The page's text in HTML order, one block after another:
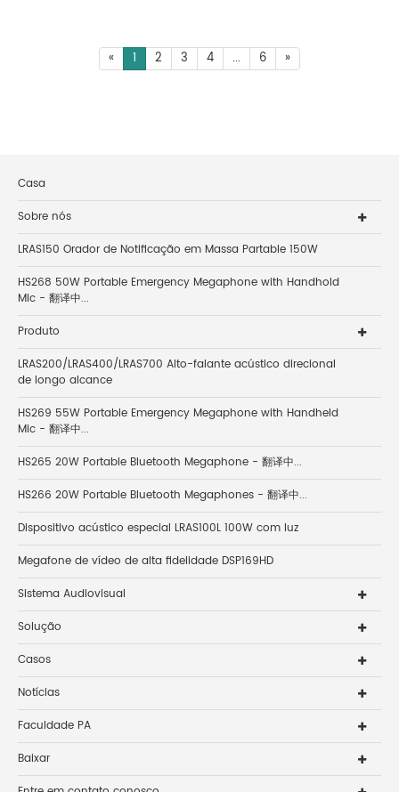
« 1 2 3 4 ... 6 »
Casa
Sobre nós
LRAS150 Orador de Notificação em Massa Partable 150W
HS268 50W Portable Emergency Megaphone with Handhold
Mic - 翻译中...
Produto
LRAS200/LRAS400/LRAS700 Alto-falante acústico direcional
de longo alcance
HS269 55W Portable Emergency Megaphone with Handheld
Mic - 翻译中...
HS265 20W Portable Bluetooth Megaphone - 翻译中...
HS266 20W Portable Bluetooth Megaphones - 翻译中...
Dispositivo acústico especial LRAS100L 100W com luz
Megafone de vídeo de alta fidelidade DSP169HD
Sistema Audiovisual
Solução
Casos
Notícias
Faculdade PA
Baixar